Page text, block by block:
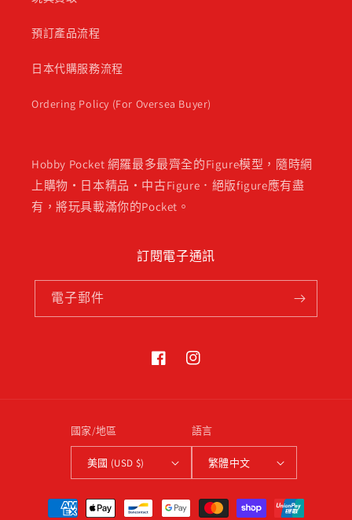
預訂產品流程
日本代購服務流程
Ordering Policy (For Oversea Buyer)
Hobby Pocket 網羅最多最齊全的Figure模型，隨時網
上購物・日本精品・中古Figure．絕版figure應有盡
有，將玩具載滿你的Pocket。
訂閱電子通訊
電子郵件
FacebookInstagram
國家/地區
美國 (USD $)
語言
繁體中文